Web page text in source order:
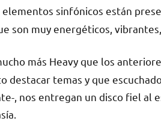
elementos sinfónicos están
son muy energéticos,
más Heavy que los
destacar temas y que
, nos entregan un disco fiel al